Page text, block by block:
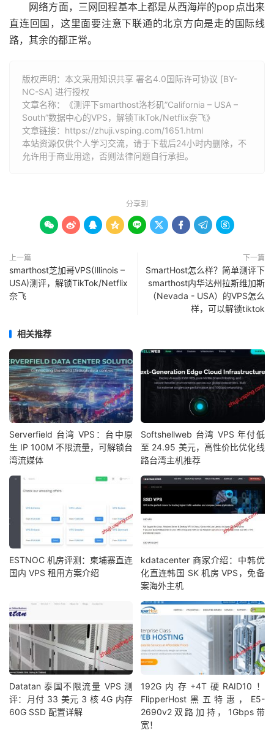
网络方面，三网回程基本上都是从西海岸的pop点出来
直连回国，这里面要注意下联通的北京方向是走的国际线
路，其余的都正常。
版权声明：本文采用知识共享 署名4.0国际许可协议 [BY-
NC-SA] 进行授权
文章名称：《测评下smarthost洛杉矶”California – USA –
South”数据中心的VPS，解锁TikTok/Netflix奈飞》
文章链接： https://zhuji.vsping.com/1651.html
本站资源仅供个人学习交流，请于下载后24小时内删除，不
允许用于商业用途，否则法律问题自行承担。
分享到
        
上一篇
smarthost芝加哥VPS(Illinois –
USA)测评，解锁TikTok/Netflix
奈飞
下一篇
SmartHost怎么样？简单测评下
smarthost内华达州拉斯维加斯
（Nevada - USA）的VPS怎么
样，可以解锁tiktok
相关推荐
Serverfield 台湾 VPS：台中原
生 IP 100M 不限流量，可解锁台
湾流媒体
Softshellweb 台湾 VPS 年付低
至 24.95 美元，高性价比优化线
路台湾主机推荐
ESTNOC 机房评测：柬埔寨直连
国内 VPS 租用方案介绍
kdatacenter 商家介绍：中韩优
化直连韩国 SK 机房 VPS，免备
案海外主机
Datatan 泰国不限流量 VPS 测
评：月付 33 美元 3 核 4G 内存
60G SSD 配置详解
192G内存+4T硬RAID10！
FlipperHost黑五特惠，E5-
2690v2双路加持，1Gbps带
宽！